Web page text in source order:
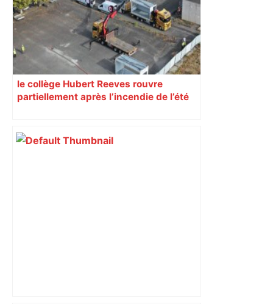
le collège Hubert Reeves rouvre
partiellement après l’incendie de l’été